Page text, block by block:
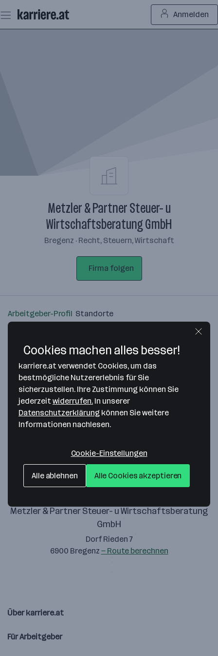
Seiteninhalt
springen
Anmelden
Metzler & Partner Steuer- u
Wirtschaftsberatung GmbH
Bregenz · Recht, Steuern, Wirtschaft
Firma folgen
Arbeitgeber-Profil Standorte
Bitte stimme unseren Cookie-
Richtlinien zu, um diese Karte
anzuzeigen.
Metzler & Partner Steuer- u Wirtschaftsberatung
GmbH
Dorf Rieden 7
6900 Bregenz — Route berechnen
Über karriere.at
Für Arbeitgeber
Cookies machen alles besser!
karriere.at verwendet Cookies, um das
bestmögliche Nutzererlebnis für Sie
sicherzustellen. Ihre Zustimmung können Sie
jederzeitwiderrufen. In unserer
Datenschutzerklärung können Sie weitere
Informationen nachlesen.
Cookie-Einstellungen
Alle ablehnen Alle Cookies akzeptieren